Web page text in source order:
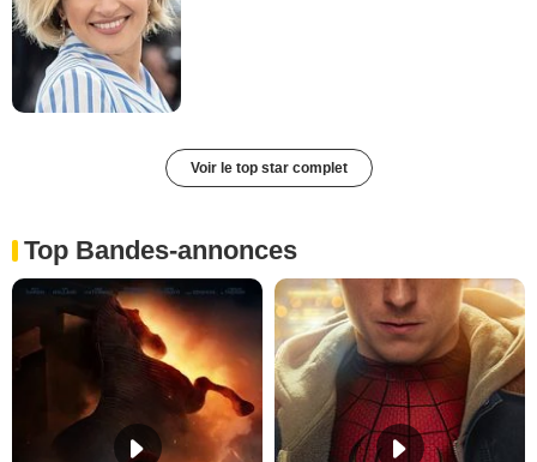
Voir le top star complet
Top Bandes-annonces